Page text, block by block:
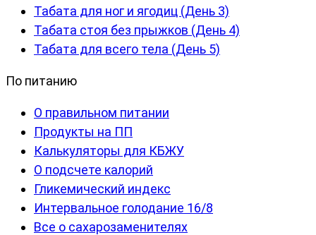
Табата для ног и ягодиц (День 3)
Табата стоя без прыжков (День 4)
Табата для всего тела (День 5)
По питанию
О правильном питании
Продукты на ПП
Калькуляторы для КБЖУ
О подсчете калорий
Гликемический индекс
Интервальное голодание 16/8
Все о сахарозаменителях